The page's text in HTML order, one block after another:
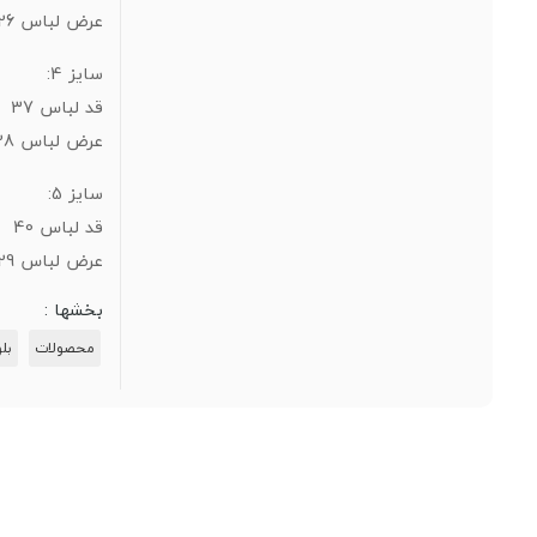
عرض لباس 26
سایز 4:
قد لباس 37
عرض لباس 28
سایز 5:
قد لباس 40
عرض لباس 29
بخشها :
محصولات